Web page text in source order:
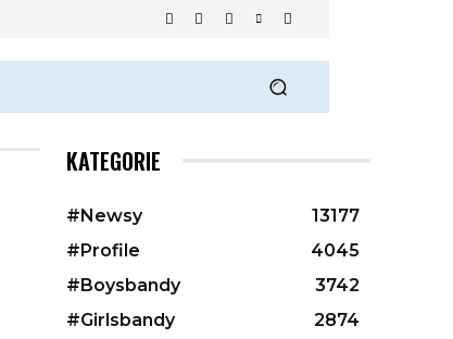
KATEGORIE
#Newsy
13177
#Profile
4045
#Boysbandy
3742
#Girlsbandy
2874